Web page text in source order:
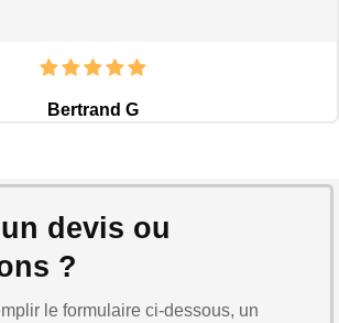
Bertrand G
devis ou
?
le formulaire ci-dessous, un